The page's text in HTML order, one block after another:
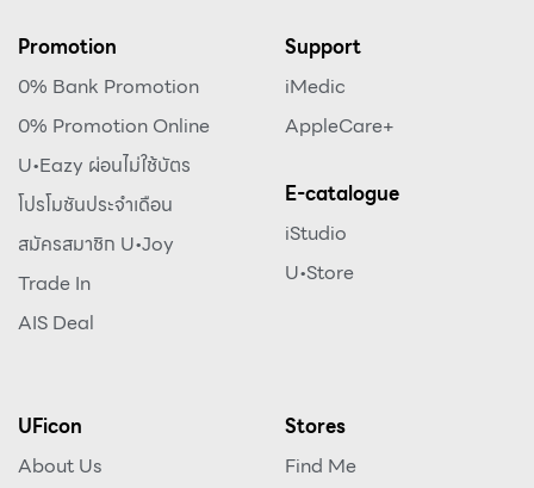
Promotion
0% Bank Promotion
0% Promotion Online
U•Eazy ผ่อนไม่ใช้บัตร
โปรโมชันประจำเดือน
สมัครสมาชิก U•Joy
Trade In
AIS Deal
Support
iMedic
AppleCare+
E-catalogue
iStudio
U•Store
UFicon
About Us
Stores
Find Me